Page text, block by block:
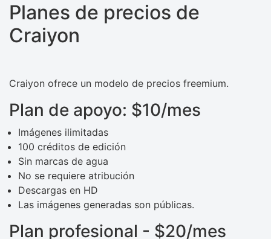
Planes de precios de
Craiyon
Craiyon ofrece un modelo de precios freemium.
Plan de apoyo: $10/mes
Imágenes ilimitadas
100 créditos de edición
Sin marcas de agua
No se requiere atribución
Descargas en HD
Las imágenes generadas son públicas.
Plan profesional - $20/mes